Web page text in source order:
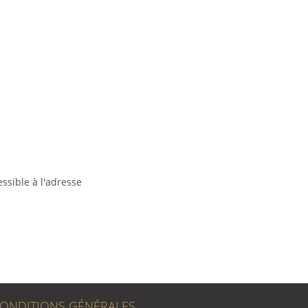
à l'adresse